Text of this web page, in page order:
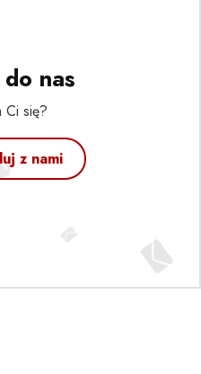
do nas
Ci się?
z nami